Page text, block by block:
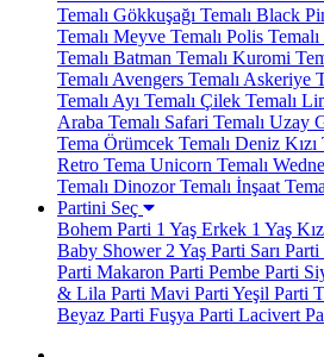
Temalı Gökkuşağı Temalı Black
Temalı Meyve Temalı Polis Temalı
Temalı Batman Temalı Kuromi
Temalı Avengers Temalı Askeriye
Temalı Ayı Temalı Çilek Temalı
Araba Temalı Safari Temalı Uzay
Tema Örümcek Temalı Deniz Kızı
Retro Tema Unicorn Temalı
Temalı Dinozor Temalı İnşaat
Partini Seç
Bohem Parti 1 Yaş Erkek 1 Yaş Kız
Baby Shower2 Yaş Parti Sarı Parti
Parti Makaron Parti Pembe Parti
& Lila Parti Mavi Parti Yeşil Parti
Beyaz Parti Fuşya Parti Lacivert